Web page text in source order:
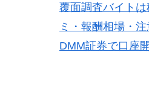
覆面調査バイトは
ミ・報酬相場・
DMM証券で口座